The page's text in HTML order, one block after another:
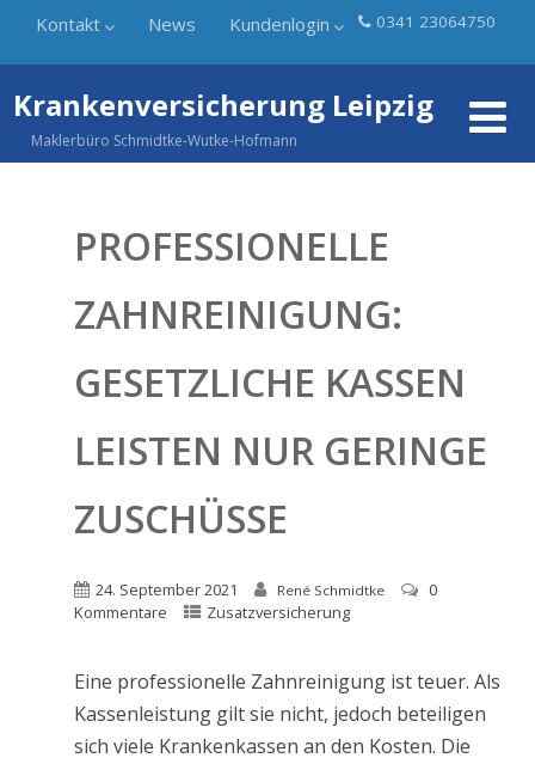
Kontakt News Kundenlogin 0341 23064750
Krankenversicherung Leipzig
Maklerbüro Schmidtke-Wutke-Hofmann
PROFESSIONELLE
ZAHNREINIGUNG:
GESETZLICHE KASSEN
LEISTEN NUR GERINGE
ZUSCHÜSSE
24. September 2021 René Schmidtke
0
Kommentare
Zusatzversicherung
Eine professionelle Zahnreinigung ist teuer. Als
Kassenleistung gilt sie nicht, jedoch beteiligen
sich viele Krankenkassen an den Kosten. Die